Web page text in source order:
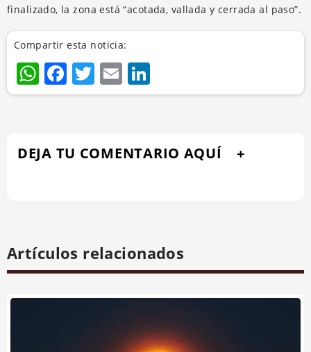
finalizado, la zona está “acotada, vallada y cerrada al paso”.
Compartir esta noticia:
WhatsApp
Facebook
Twitter
Email
DEJA TU COMENTARIO AQUÍ
Artículos relacionados